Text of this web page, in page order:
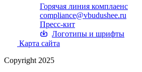
Горячая линия комплаенс
compliance@vbudushee.ru
Пресс-кит
Логотипы и шрифты
Карта сайта
Copyright 2025